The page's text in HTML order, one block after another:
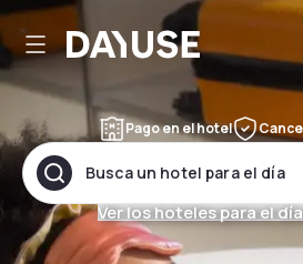
Dayuse
Ver los hoteles para el
Busca un hotel para el día
Pago en el hotel